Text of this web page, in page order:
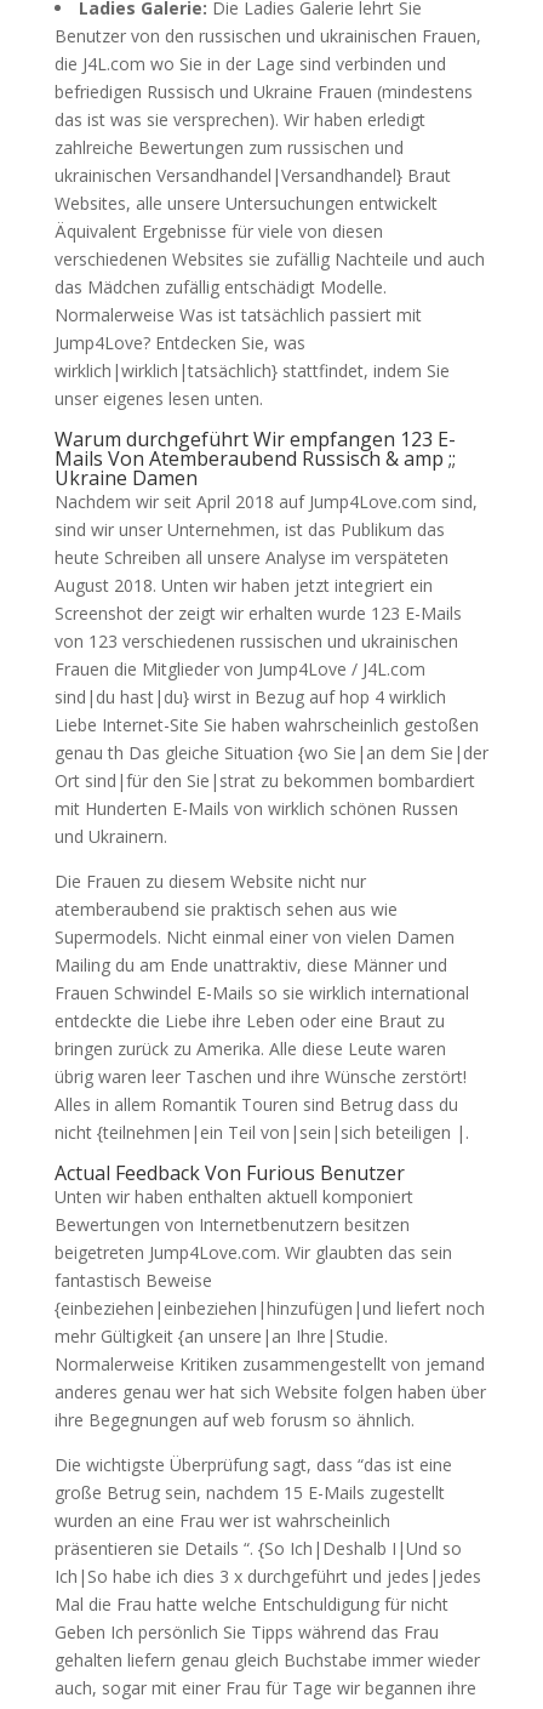
Ladies Galerie: Die Ladies Galerie lehrt Sie
Benutzer von den russischen und ukrainischen Frauen,
die J4L.com wo Sie in der Lage sind verbinden und
befriedigen Russisch und Ukraine Frauen (mindestens
das ist was sie versprechen). Wir haben erledigt
zahlreiche Bewertungen zum russischen und
ukrainischen Versandhandel|Versandhandel} Braut
Websites, alle unsere Untersuchungen entwickelt
Äquivalent Ergebnisse für viele von diesen
verschiedenen Websites sie zufällig Nachteile und auch
das Mädchen zufällig entschädigt Modelle.
Normalerweise Was ist tatsächlich passiert mit
Jump4Love? Entdecken Sie, was
wirklich|wirklich|tatsächlich} stattfindet, indem Sie
unser eigenes lesen unten.
Warum durchgeführt Wir empfangen 123 E-
Mails Von Atemberaubend Russisch & amp ;;
Ukraine Damen
Nachdem wir seit April 2018 auf Jump4Love.com sind,
sind wir unser Unternehmen, ist das Publikum das
heute Schreiben all unsere Analyse im verspäteten
August 2018. Unten wir haben jetzt integriert ein
Screenshot der zeigt wir erhalten wurde 123 E-Mails
von 123 verschiedenen russischen und ukrainischen
Frauen die Mitglieder von Jump4Love / J4L.com
sind|du hast|du} wirst in Bezug auf hop 4 wirklich
Liebe Internet-Site Sie haben wahrscheinlich gestoßen
genau th Das gleiche Situation {wo Sie|an dem Sie|der
Ort sind|für den Sie|strat zu bekommen bombardiert
mit Hunderten E-Mails von wirklich schönen Russen
und Ukrainern.
Die Frauen zu diesem Website nicht nur
atemberaubend sie praktisch sehen aus wie
Supermodels. Nicht einmal einer von vielen Damen
Mailing du am Ende unattraktiv, diese Männer und
Frauen Schwindel E-Mails so sie wirklich international
entdeckte die Liebe ihre Leben oder eine Braut zu
bringen zurück zu Amerika. Alle diese Leute waren
übrig waren leer Taschen und ihre Wünsche zerstört!
Alles in allem Romantik Touren sind Betrug dass du
nicht {teilnehmen|ein Teil von|sein|sich beteiligen |.
Actual Feedback Von Furious Benutzer
Unten wir haben enthalten aktuell komponiert
Bewertungen von Internetbenutzern besitzen
beigetreten Jump4Love.com. Wir glaubten das sein
fantastisch Beweise
{einbeziehen|einbeziehen|hinzufügen|und liefert noch
mehr Gültigkeit {an unsere|an Ihre|Studie.
Normalerweise Kritiken zusammengestellt von jemand
anderes genau wer hat sich Website folgen haben über
ihre Begegnungen auf web forusm so ähnlich.
Die wichtigste Überprüfung sagt, dass “das ist eine
große Betrug sein, nachdem 15 E-Mails zugestellt
wurden an eine Frau wer ist wahrscheinlich
präsentieren sie Details “. {So Ich|Deshalb I|Und so
Ich|So habe ich dies 3 x durchgeführt und jedes|jedes
Mal die Frau hatte welche Entschuldigung für nicht
Geben Ich persönlich Sie Tipps während das Frau
gehalten liefern genau gleich Buchstabe immer wieder
auch, sogar mit einer Frau für Tage wir begannen ihre